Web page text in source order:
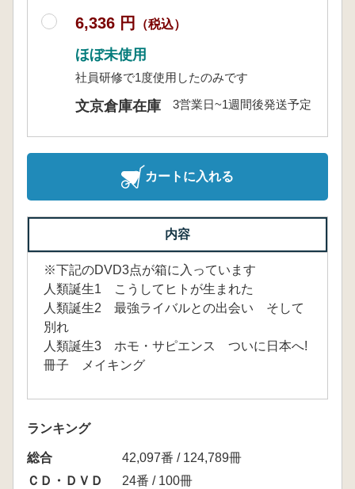
6,336 円 （税込）
ほぼ未使用
社員研修で1度使用したのみです
文京倉庫在庫 3営業日~1週間後発送予定
カートに入れる
内容
※下記のDVD3点が箱に入っています
人類誕生1 こうしてヒトが生まれた
人類誕生2 最強ライバルとの出会い そして
別れ
人類誕生3 ホモ・サピエンス ついに日本へ!
冊子 メイキング
ランキング
総合
42,097番 / 124,789冊
ＣＤ・ＤＶＤ
24番 / 100冊